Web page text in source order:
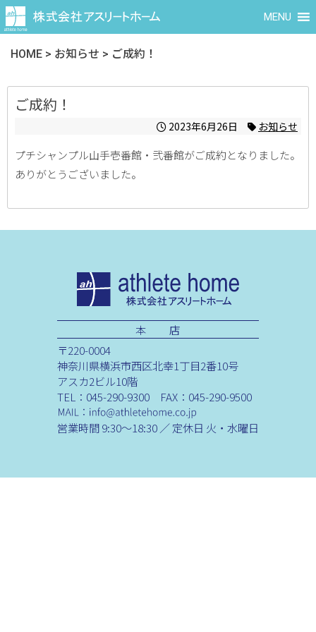
MENU
HOME > お知らせ > ご成約！
ご成約！
2023年6月26日 お知らせ
プチシャンプル山手壱番館・弐番館がご成約となりました。
ありがとうございました。
本 店
〒220-0004
神奈川県横浜市西区北幸1丁目2番10号
アスカ2ビル10階
TEL：045-290-9300 FAX：045-290-9500
営業時間 9:30～18:30 ／ 定休日 火・水曜日